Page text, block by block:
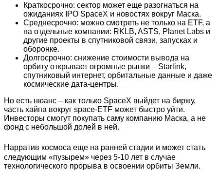
Краткосрочно: сектор может еще разогнаться на
ожиданиях IPO SpaceX и новостях вокруг Маска.
Среднесрочно: можно смотреть не только на ETF, а
на отдельные компании: RKLB, ASTS, Planet Labs и
другие проекты в спутниковой связи, запусках и
оборонке.
Долгосрочно: снижение стоимости вывода на
орбиту открывает огромные рынки – Starlink,
спутниковый интернет, орбитальные данные и даже
космические дата-центры.
Но есть нюанс – как только SpaceX выйдет на биржу,
часть хайпа вокруг space-ETF может быстро уйти.
Инвесторы смогут покупать саму компанию Маска, а не
фонд с небольшой долей в ней.
Нарратив космоса еще на ранней стадии и может стать
следующим «пузырем» через 5-10 лет в случае
технологического прорыва в освоении орбиты Земли.